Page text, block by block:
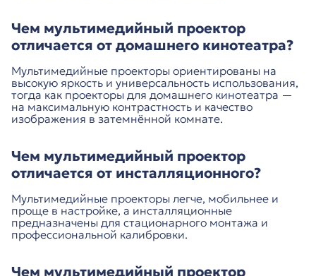
Чем мультимедийный проектор
отличается от домашнего кинотеатра?
Мультимедийные проекторы ориентированы на
высокую яркость и универсальность использования,
тогда как проекторы для домашнего кинотеатра —
на максимальную контрастность и качество
изображения в затемнённой комнате.
Чем мультимедийный проектор
отличается от инсталляционного?
Мультимедийные проекторы легче, мобильнее и
проще в настройке, а инсталляционные
предназначены для стационарного монтажа и
профессиональной калибровки.
Чем мультимедийный проектор